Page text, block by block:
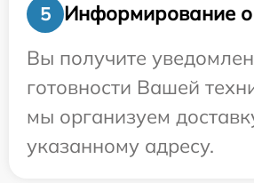
5
Информирование о
Вы получите
готовности Вашей
мы организуем
указанному адресу.